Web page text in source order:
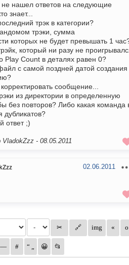
нашел ответов на следующие
знает...
трэк в категории?
трэки, сумма
которых не будет превышать 1
который ни разу не
Play Count в деталях равен 0?
с самой поздней датой создания
сообщение...
из директории в определенную
без повторов? Либо какая команда
дубликатов?
ответ ;)
- 08.05.2011
02.06.2011